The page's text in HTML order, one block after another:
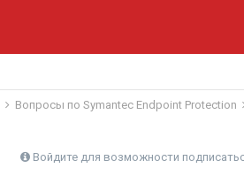
Вопросы по Symantec Endpoint Protection
Войдите для возможности